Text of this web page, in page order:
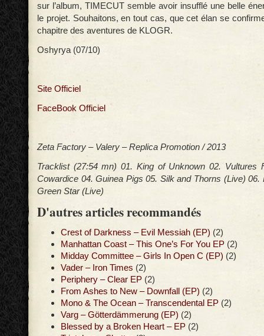
sur l’album, TIMECUT semble avoir insufflé une belle
le projet. Souhaitons, en tout cas, que cet élan se
chapitre des aventures de KLOGR.
Oshyrya (07/10)
Site Officiel
FaceBook Officiel
Zeta Factory – Valery – Replica Promotion / 2013
Tracklist (27:54 mn) 01. King of Unknown 02. Vultures
Cowardice 04. Guinea Pigs 05. Silk and Thorns (Live) 06.
Green Star (Live)
D'autres articles recommandés
Crest of Darkness – Evil Messiah (EP) (2)
Manhattan Coast – This One’s For You EP (2)
Midday Committee – Girls In Open C (EP) (2)
Vader – Iron Times (2)
Periphery – Clear EP (2)
From Ashes to New – Downfall (EP) (2)
Mono & The Ocean – Transcendental EP (2)
Varg – Götterdämmerung (EP) (2)
Blessed by a Broken Heart – EP (2)